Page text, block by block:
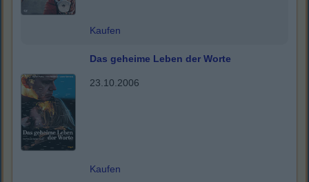
Kaufen
Das geheime Leben der Worte
23.10.2006
Kaufen